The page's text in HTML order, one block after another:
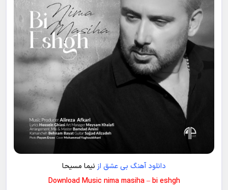
دانلود آهنگ بی عشق از نیما مسیحا
Download Music nima masiha – bi eshgh